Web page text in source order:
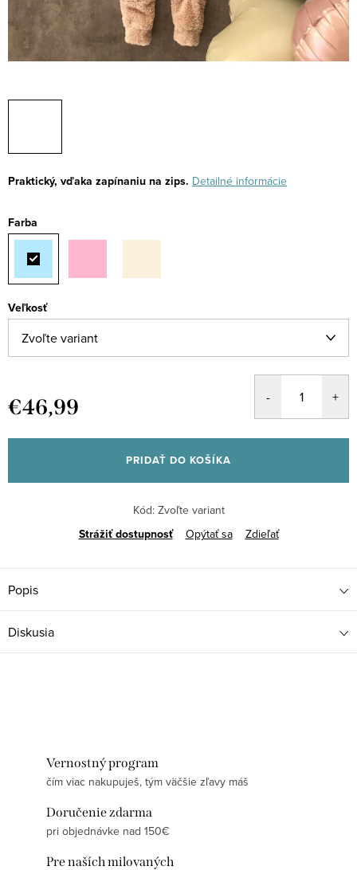
Praktický, vďaka zapínaniu na zips. Detailné informácie
Farba
Veľkosť
€46,99
cena:
PRIDAŤ DO KOŠÍKA
Kód: Zvoľte variant
Opýtať sa
Strážiť Zdieľať
Popis
Diskusia
Vernostný program
čím viac nakupuješ, tým väčšie zľavy máš
Doručenie zdarma
pri objednávke nad 150€
Pre naších milovaných